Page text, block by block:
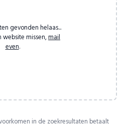
gevonden helaas...
missen, mail
even.
in de zoekresultaten betaalt